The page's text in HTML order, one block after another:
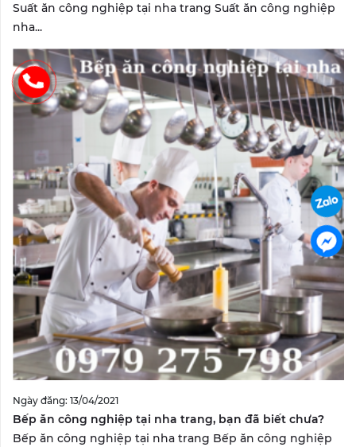
Suất ăn công nghiệp tại nha trang Suất ăn công nghiệp
nha...
Ngày đăng: 13/04/2021
Bếp ăn công nghiệp tại nha trang, bạn đã biết chưa?
Bếp ăn công nghiệp tại nha trang Bếp ăn công nghiệp